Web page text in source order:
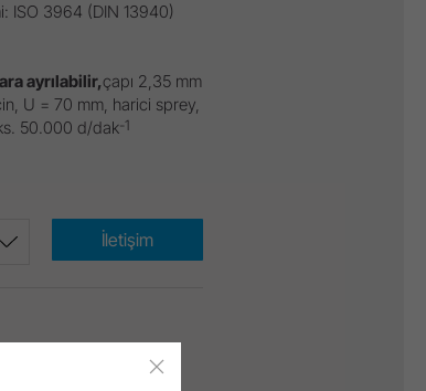
ISO 3964 (DIN 13940)
ayrılabilir,çapı 2,35 mm
U = 70 mm, harici sprey,
50.000 d/dak-1
İletişim